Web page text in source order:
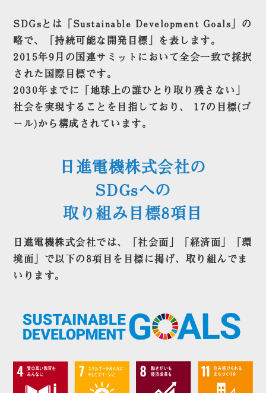
SDGsとは「Sustainable Development Goals」の
略で、「持続可能な開発目標」を表します。
2015年9月の国連サミットにおいて全会一致で採択
された国際目標です。
2030年までに「地球上の誰ひとり取り残さない」
社会を実現することを目指しており、 17の目標(ゴ
ール)から構成されています。
日進電機株式会社の
SDGsへの
取り組み目標8項目
日進電機株式会社では、「社会面」「経済面」「環
境面」で以下の8項目を目標に掲げ、取り組んでま
いります。